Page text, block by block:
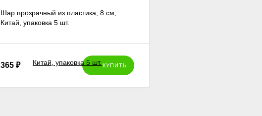
Шар прозрачный из пластика, 8 см,
Китай, упаковка 5 шт.
365₽ КУПИТЬ